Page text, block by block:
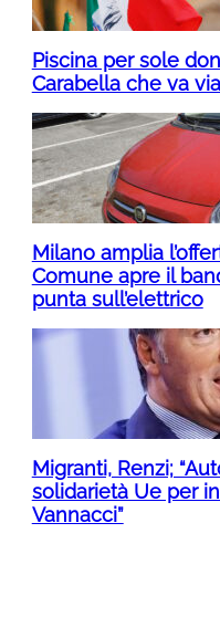
Piscina per sole
Carabella che va
Milano amplia
Comune apre il
punta sull’elettrico
Migranti, Renzi;
solidarietà Ue per
Vannacci”